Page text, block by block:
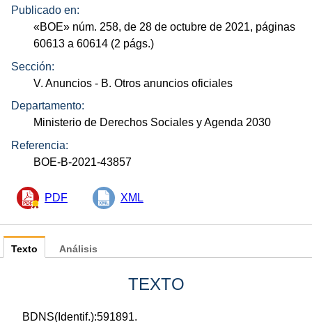
Publicado en:
«BOE» núm. 258, de 28 de octubre de 2021, páginas
60613 a 60614 (2 págs.)
Sección:
V. Anuncios - B. Otros anuncios oficiales
Departamento:
Ministerio de Derechos Sociales y Agenda 2030
Referencia:
BOE-B-2021-43857
PDF XML
Texto
TEXTO
BDNS(Identif.):591891.
Análisis